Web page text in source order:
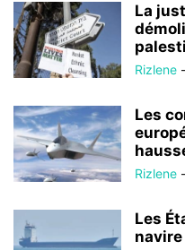
La
Rizlene -
Les
Rizlene -
Les